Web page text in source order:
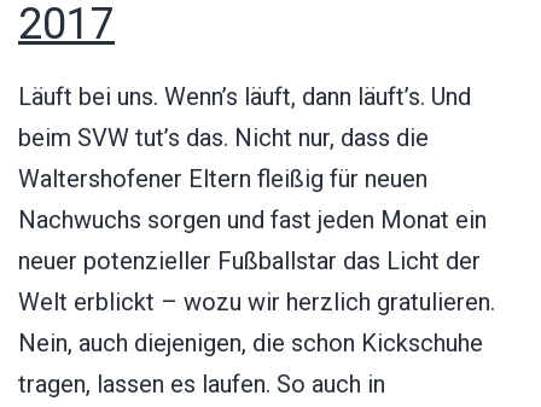
2017
Läuft bei uns. Wenn’s läuft, dann läuft’s. Und
beim SVW tut’s das. Nicht nur, dass die
Waltershofener Eltern fleißig für neuen
Nachwuchs sorgen und fast jeden Monat ein
neuer potenzieller Fußballstar das Licht der
Welt erblickt – wozu wir herzlich gratulieren.
Nein, auch diejenigen, die schon Kickschuhe
tragen, lassen es laufen. So auch in